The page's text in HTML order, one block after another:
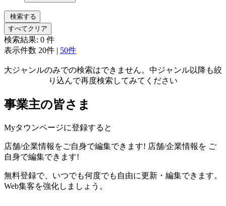
検索する
すべてクリア
検索結果: 0 件
表示件数 20件 | 50件
大ジャンルのみでの検索はできません。中ジャンル以降も絞
り込んで再度検索してみてください
事業主の皆さま
Myタウンページに登録すると
店舗/企業情報をご自身で編集できます! 店舗/企業情報を ご
自身で編集できます!
無料登録で、いつでも何度でも自由に更新・編集できます。
Web集客を強化しましょう。